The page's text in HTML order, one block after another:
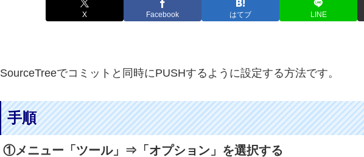
X Facebook はてブ LINE
SourceTreeでコミットと同時にPUSHするように設定する方法です。
手順
①メニュー「ツール」⇒「オプション」を選択する